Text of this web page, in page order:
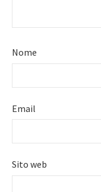
Nome
Email
Sito web